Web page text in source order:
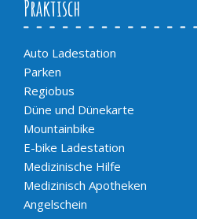
Praktisch
Auto Ladestation
Parken
Regiobus
Düne und Dünekarte
Mountainbike
E-bike Ladestation
Medizinische Hilfe
Medizinisch Apotheken
Angelschein